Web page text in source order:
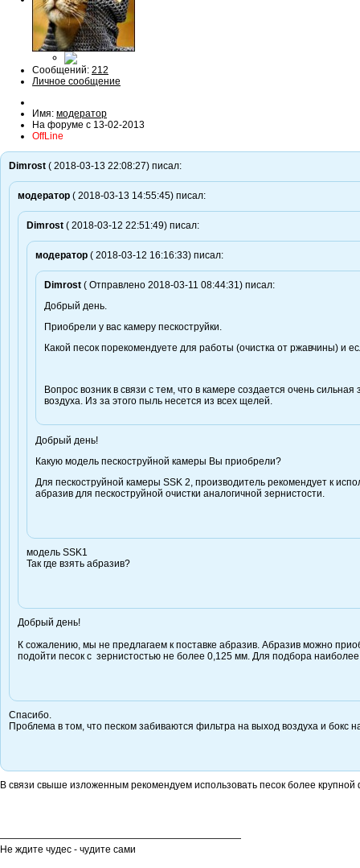
Сообщений: 212
Личное сообщение
Имя: модератор
На форуме с 13-02-2013
OffLine
Dimrost ( 2018-03-13 22:08:27) писал:
модератор ( 2018-03-13 14:55:45) писал:
Dimrost ( 2018-03-12 22:51:49) писал:
модератор ( 2018-03-12 16:16:33) писал:
Dimrost ( Отправлено 2018-03-11 08:44:31) писал:
Добрый день.
Приобрели у вас камеру пескоструйки.
Какой песок порекомендуете для работы (очистка от ржавчины) и
Вопрос возник в связи с тем, что в камере создается очень
воздуха. Из за этого пыль несется из всех щелей.
Добрый день!
Какую модель пескоструйной камеры Вы приобрели?
Для пескоструйной камеры SSK 2, производитель рекомендует к
абразив для пескоструйной очистки аналогичной зернистости.
модель SSK1
Так где взять абразив?
Добрый день!
К сожалению, мы не предлагаем к поставке абразив. Абразив можно
подойти песок с зернистостью не более 0,125 мм. Для подбора
Спасибо.
Проблема в том, что песком забиваются фильтра на выход воздуха и бокс
В связи свыше изложенным рекомендуем использовать песок более
—————————————————————————
Не ждите чудес - чудите сами